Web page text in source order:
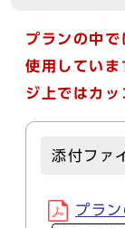
プランの中
使用していま
ジ上ではカッ
添付ファ
プラ